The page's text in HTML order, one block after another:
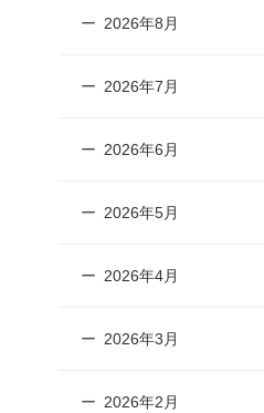
2026年8月
2026年7月
2026年6月
2026年5月
2026年4月
2026年3月
2026年2月